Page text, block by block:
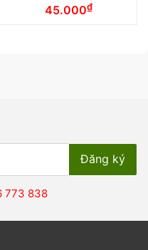
45.000₫
773 838